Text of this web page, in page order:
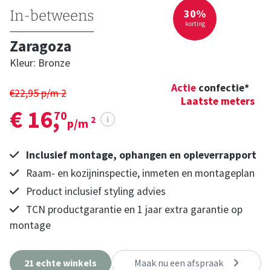
In-betweens
Zaragoza
Kleur: Bronze
€22,95 p/m2
€ 16,
70
p/m 2 i
Actie confectie*
Laatste meters
Inclusief montage, ophangen en opleverrapport
Raam- en kozijninspectie, inmeten en montageplan
Product inclusief styling advies
TCN productgarantie en 1 jaar extra garantie op
montage
21 echte winkels Maak nu een afspraak
30%
korting